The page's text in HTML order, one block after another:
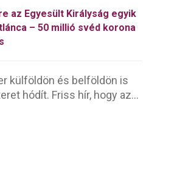
az Egyesült Királyság egyik
– 50 millió svéd korona
külföldön és belföldön is
hódít. Friss hír, hogy az...